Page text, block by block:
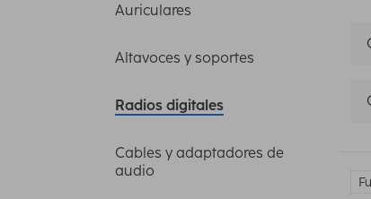
Auriculares
Altavoces y soportes
Radios digitales
Cables y adaptadores de
audio